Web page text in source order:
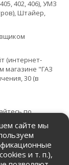
402, 406), УМЗ
Штайер,
(интернет-
магазине "ГАЗ
30 (в
по
товара.
сайте мы
и т. п.),